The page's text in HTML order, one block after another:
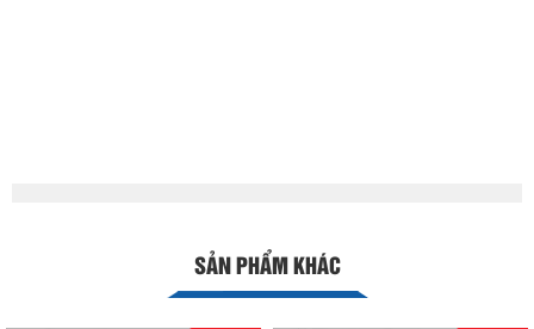
SẢN PHẨM KHÁC